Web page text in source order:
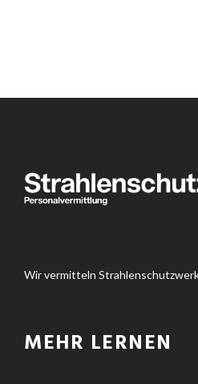
Wir vermitteln
MEHR LERNEN